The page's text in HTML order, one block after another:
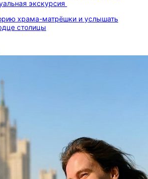
экскурсия
храма-матрёшки и услышать
столицы